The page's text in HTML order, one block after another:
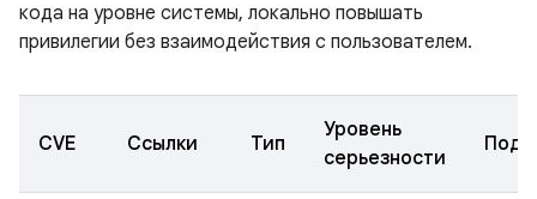
кода на уровне системы, локально повышать
привилегии без взаимодействия с пользователем.
CVE Ссылки Тип
Уровень
серьезности